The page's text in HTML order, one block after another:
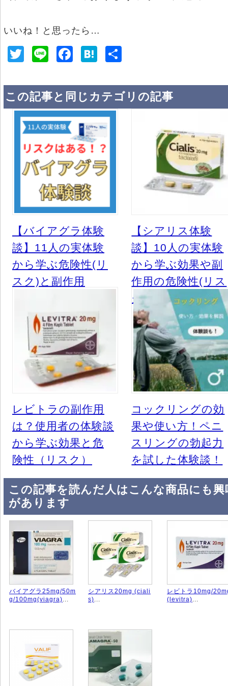
いいね！と思ったら…
T
tt
er
Li
e
c
e
b
o
o
k
H
e
n
a
この記事と同じカテゴリの記事
【バイアグラ体験
談】11人の実体験
から学ぶ危険性(リ
スク)と副作用
【シアリス体験
談】10人の実体験
から学ぶ効果や副
作用の危険性(リス
ク)
レビトラの副作用
は？使用者の体験談
から学ぶ効果と危
険性（リスク）
コックリングの効
果や使い方！ペニ
スリングの勃起力
を試した体験談！
この記事を読んだ人はこんな商品にも興
があります
バイアグラ25mg/50m
g/100mg(viagra)...
シアリス20mg (ciali
s)...
レビトラ10mg/
(levitra)...